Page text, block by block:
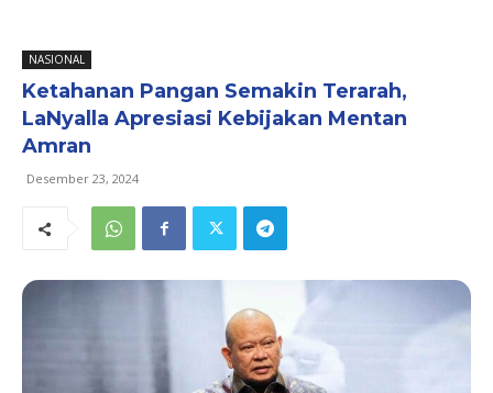
NASIONAL
Ketahanan Pangan Semakin Terarah,
LaNyalla Apresiasi Kebijakan Mentan
Amran
Desember 23, 2024